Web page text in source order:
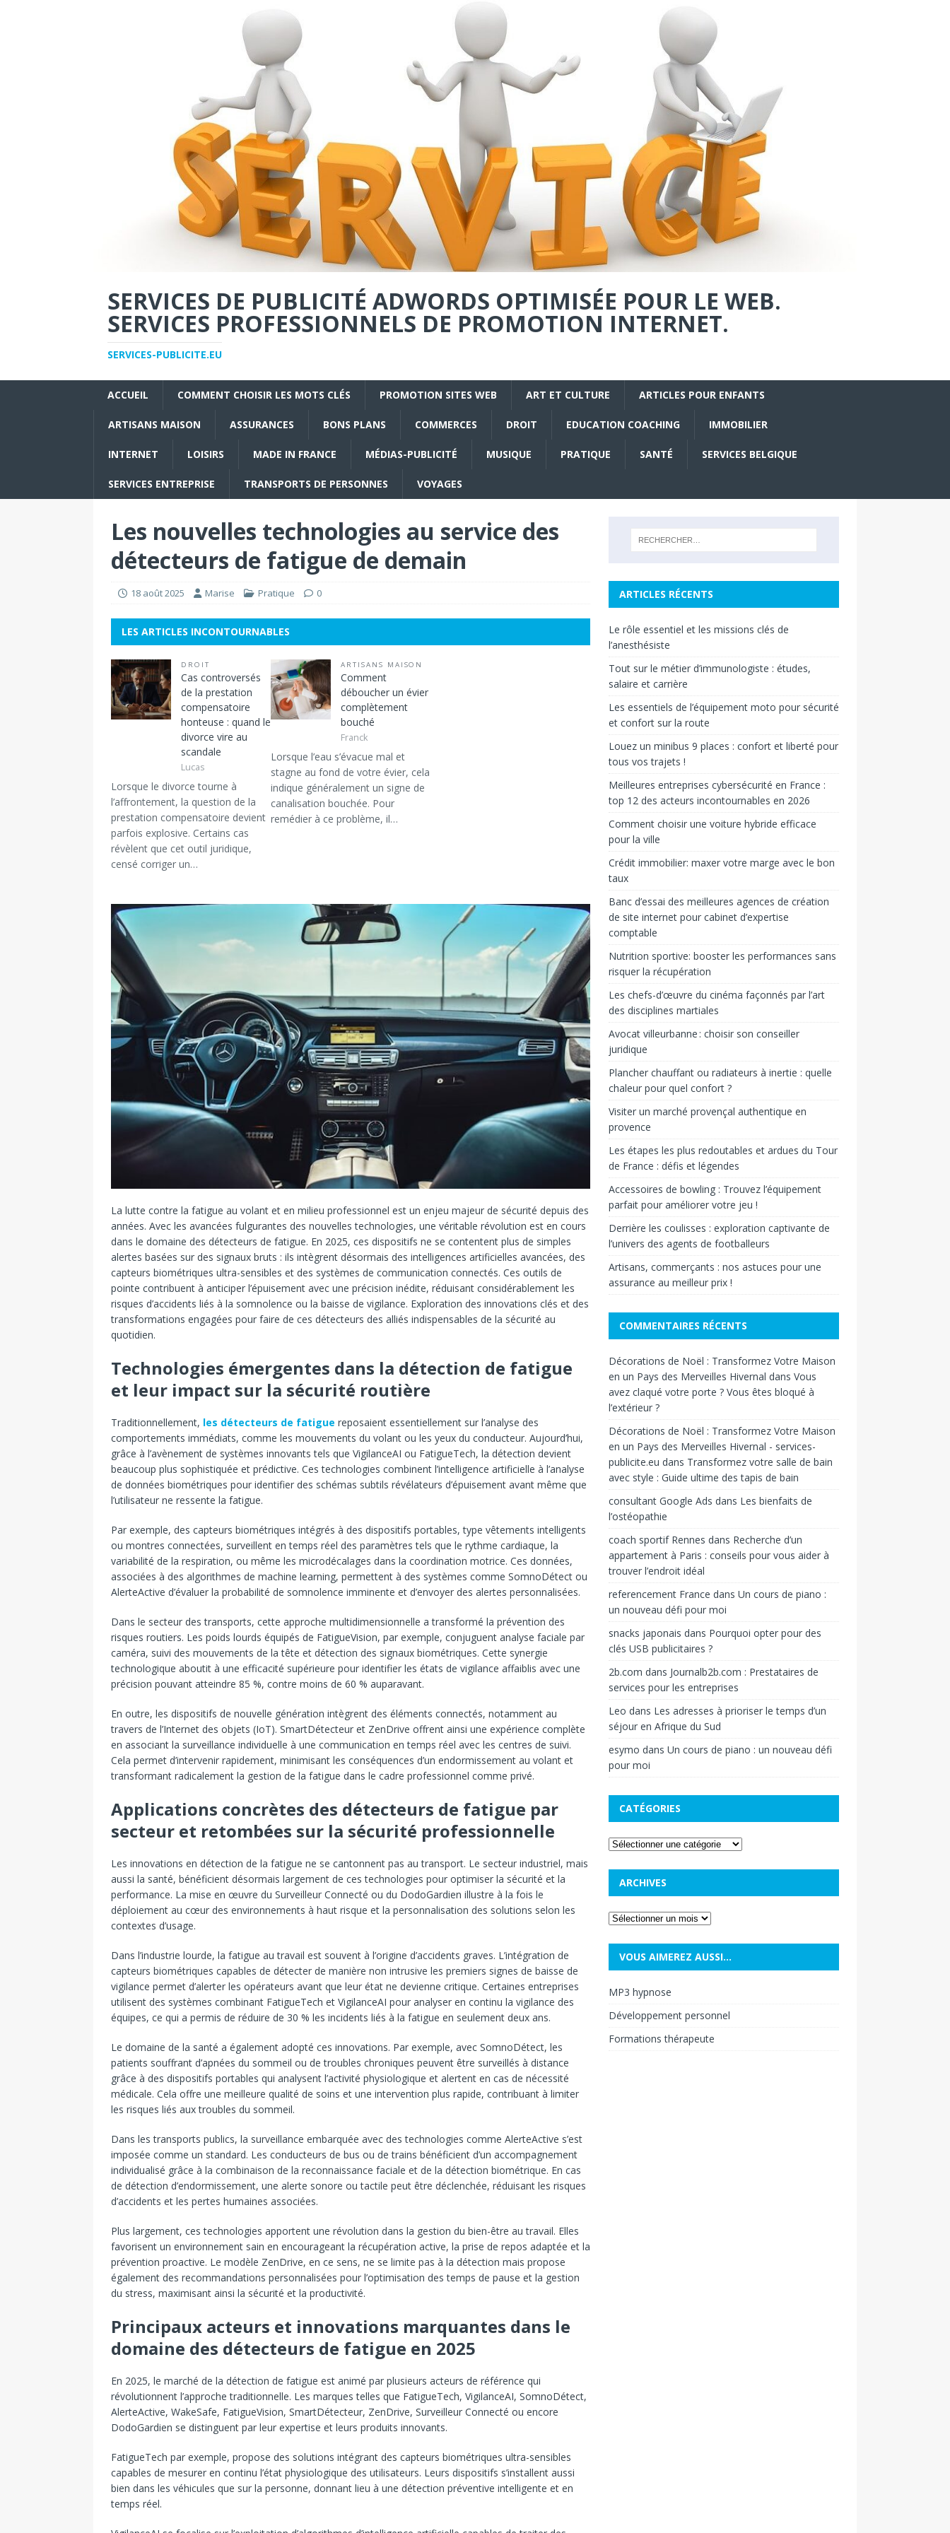
SERVICES DE PUBLICITÉ ADWORDS OPTIMISÉE POUR LE WEB.
SERVICES PROFESSIONNELS DE PROMOTION INTERNET.
SERVICES-PUBLICITE.EU
ACCUEIL COMMENT CHOISIR LES MOTS CLÉS PROMOTION SITES WEB ART ET CULTURE ARTICLES POUR ENFANTS
ARTISANS MAISON ASSURANCES BONS PLANS COMMERCES DROIT EDUCATION COACHING IMMOBILIER
INTERNET LOISIRS MADE IN FRANCE MÉDIAS-PUBLICITÉ MUSIQUE PRATIQUE SANTÉ SERVICES BELGIQUE
SERVICES ENTREPRISE TRANSPORTS DE PERSONNES VOYAGES
Les nouvelles technologies au service des
détecteurs de fatigue de demain
18 août 2025 Marise Pratique 0
LES ARTICLES INCONTOURNABLES
DROIT
Cas controversés
de la prestation
compensatoire
honteuse : quand le
divorce vire au
scandale
Lucas
Lorsque le divorce tourne à
l’affrontement, la question de la
prestation compensatoire devient
parfois explosive. Certains cas
révèlent que cet outil juridique,
censé corriger un…
ARTISANS MAISON
Comment
déboucher un évier
complètement
bouché
Franck
Lorsque l’eau s’évacue mal et
stagne au fond de votre évier, cela
indique généralement un signe de
canalisation bouchée. Pour
remédier à ce problème, il…
La lutte contre la fatigue au volant et en milieu professionnel est un enjeu majeur de sécurité depuis des
années. Avec les avancées fulgurantes des nouvelles technologies, une véritable révolution est en cours
dans le domaine des détecteurs de fatigue. En 2025, ces dispositifs ne se contentent plus de simples
alertes basées sur des signaux bruts : ils intègrent désormais des intelligences artificielles avancées, des
capteurs biométriques ultra-sensibles et des systèmes de communication connectés. Ces outils de
pointe contribuent à anticiper l’épuisement avec une précision inédite, réduisant considérablement les
risques d’accidents liés à la somnolence ou la baisse de vigilance. Exploration des innovations clés et des
transformations engagées pour faire de ces détecteurs des alliés indispensables de la sécurité au
quotidien.
Technologies émergentes dans la détection de fatigue
et leur impact sur la sécurité routière
Traditionnellement, les détecteurs de fatigue reposaient essentiellement sur l’analyse des
comportements immédiats, comme les mouvements du volant ou les yeux du conducteur. Aujourd’hui,
grâce à l’avènement de systèmes innovants tels que VigilanceAI ou FatigueTech, la détection devient
beaucoup plus sophistiquée et prédictive. Ces technologies combinent l’intelligence artificielle à l’analyse
de données biométriques pour identifier des schémas subtils révélateurs d’épuisement avant même que
l’utilisateur ne ressente la fatigue.
Par exemple, des capteurs biométriques intégrés à des dispositifs portables, type vêtements intelligents
ou montres connectées, surveillent en temps réel des paramètres tels que le rythme cardiaque, la
variabilité de la respiration, ou même les microdécalages dans la coordination motrice. Ces données,
associées à des algorithmes de machine learning, permettent à des systèmes comme SomnoDétect ou
AlerteActive d’évaluer la probabilité de somnolence imminente et d’envoyer des alertes personnalisées.
Dans le secteur des transports, cette approche multidimensionnelle a transformé la prévention des
risques routiers. Les poids lourds équipés de FatigueVision, par exemple, conjuguent analyse faciale par
caméra, suivi des mouvements de la tête et détection des signaux biométriques. Cette synergie
technologique aboutit à une efficacité supérieure pour identifier les états de vigilance affaiblis avec une
précision pouvant atteindre 85 %, contre moins de 60 % auparavant.
En outre, les dispositifs de nouvelle génération intègrent des éléments connectés, notamment au
travers de l’Internet des objets (IoT). SmartDétecteur et ZenDrive offrent ainsi une expérience complète
en associant la surveillance individuelle à une communication en temps réel avec les centres de suivi.
Cela permet d’intervenir rapidement, minimisant les conséquences d’un endormissement au volant et
transformant radicalement la gestion de la fatigue dans le cadre professionnel comme privé.
Applications concrètes des détecteurs de fatigue par
secteur et retombées sur la sécurité professionnelle
Les innovations en détection de la fatigue ne se cantonnent pas au transport. Le secteur industriel, mais
aussi la santé, bénéficient désormais largement de ces technologies pour optimiser la sécurité et la
performance. La mise en œuvre du Surveilleur Connecté ou du DodoGardien illustre à la fois le
déploiement au cœur des environnements à haut risque et la personnalisation des solutions selon les
contextes d’usage.
Dans l’industrie lourde, la fatigue au travail est souvent à l’origine d’accidents graves. L’intégration de
capteurs biométriques capables de détecter de manière non intrusive les premiers signes de baisse de
vigilance permet d’alerter les opérateurs avant que leur état ne devienne critique. Certaines entreprises
utilisent des systèmes combinant FatigueTech et VigilanceAI pour analyser en continu la vigilance des
équipes, ce qui a permis de réduire de 30 % les incidents liés à la fatigue en seulement deux ans.
Le domaine de la santé a également adopté ces innovations. Par exemple, avec SomnoDétect, les
patients souffrant d’apnées du sommeil ou de troubles chroniques peuvent être surveillés à distance
grâce à des dispositifs portables qui analysent l’activité physiologique et alertent en cas de nécessité
médicale. Cela offre une meilleure qualité de soins et une intervention plus rapide, contribuant à limiter
les risques liés aux troubles du sommeil.
Dans les transports publics, la surveillance embarquée avec des technologies comme AlerteActive s’est
imposée comme un standard. Les conducteurs de bus ou de trains bénéficient d’un accompagnement
individualisé grâce à la combinaison de la reconnaissance faciale et de la détection biométrique. En cas
de détection d’endormissement, une alerte sonore ou tactile peut être déclenchée, réduisant les risques
d’accidents et les pertes humaines associées.
Plus largement, ces technologies apportent une révolution dans la gestion du bien-être au travail. Elles
favorisent un environnement sain en encourageant la récupération active, la prise de repos adaptée et la
prévention proactive. Le modèle ZenDrive, en ce sens, ne se limite pas à la détection mais propose
également des recommandations personnalisées pour l’optimisation des temps de pause et la gestion
du stress, maximisant ainsi la sécurité et la productivité.
Principaux acteurs et innovations marquantes dans le
domaine des détecteurs de fatigue en 2025
En 2025, le marché de la détection de fatigue est animé par plusieurs acteurs de référence qui
révolutionnent l’approche traditionnelle. Les marques telles que FatigueTech, VigilanceAI, SomnoDétect,
AlerteActive, WakeSafe, FatigueVision, SmartDétecteur, ZenDrive, Surveilleur Connecté ou encore
DodoGardien se distinguent par leur expertise et leurs produits innovants.
FatigueTech par exemple, propose des solutions intégrant des capteurs biométriques ultra-sensibles
capables de mesurer en continu l’état physiologique des utilisateurs. Leurs dispositifs s’installent aussi
bien dans les véhicules que sur la personne, donnant lieu à une détection préventive intelligente et en
temps réel.
ARTICLES RÉCENTS
Le rôle essentiel et les missions clés de
l’anesthésiste
Tout sur le métier d’immunologiste : études,
salaire et carrière
Les essentiels de l’équipement moto pour sécurité
et confort sur la route
Louez un minibus 9 places : confort et liberté pour
tous vos trajets !
Meilleures entreprises cybersécurité en France :
top 12 des acteurs incontournables en 2026
Comment choisir une voiture hybride efficace
pour la ville
Crédit immobilier: max­er votre marge avec le bon
taux
Banc d’essai des meilleures agences de création
de site internet pour cabinet d’expertise
comptable
Nutrition sportive: booster les performances sans
risquer la récupération
Les chefs-d’œuvre du cinéma façonnés par l’art
des disciplines martiales
Avocat villeurbanne : choisir son conseiller
juridique
Plancher chauffant ou radiateurs à inertie : quelle
chaleur pour quel confort ?
Visiter un marché provençal authentique en
provence
Les étapes les plus redoutables et ardues du Tour
de France : défis et légendes
Accessoires de bowling : Trouvez l’équipement
parfait pour améliorer votre jeu !
Derrière les coulisses : exploration captivante de
l’univers des agents de footballeurs
Artisans, commerçants : nos astuces pour une
assurance au meilleur prix !
COMMENTAIRES RÉCENTS
Décorations de Noël : Transformez Votre Maison
en un Pays des Merveilles Hivernal dans Vous
avez claqué votre porte ? Vous êtes bloqué à
l’extérieur ?
Décorations de Noël : Transformez Votre Maison
en un Pays des Merveilles Hivernal - services-
publicite.eu dans Transformez votre salle de bain
avec style : Guide ultime des tapis de bain
consultant Google Ads dans Les bienfaits de
l’ostéopathie
coach sportif Rennes dans Recherche d’un
appartement à Paris : conseils pour vous aider à
trouver l’endroit idéal
referencement France dans Un cours de piano :
un nouveau défi pour moi
snacks japonais dans Pourquoi opter pour des
clés USB publicitaires ?
2b.com dans Journalb2b.com : Prestataires de
services pour les entreprises
Leo dans Les adresses à prioriser le temps d’un
séjour en Afrique du Sud
esymo dans Un cours de piano : un nouveau défi
pour moi
CATÉGORIES
ARCHIVES
VOUS AIMEREZ AUSSI…
MP3 hypnose
Développement personnel
Formations thérapeute